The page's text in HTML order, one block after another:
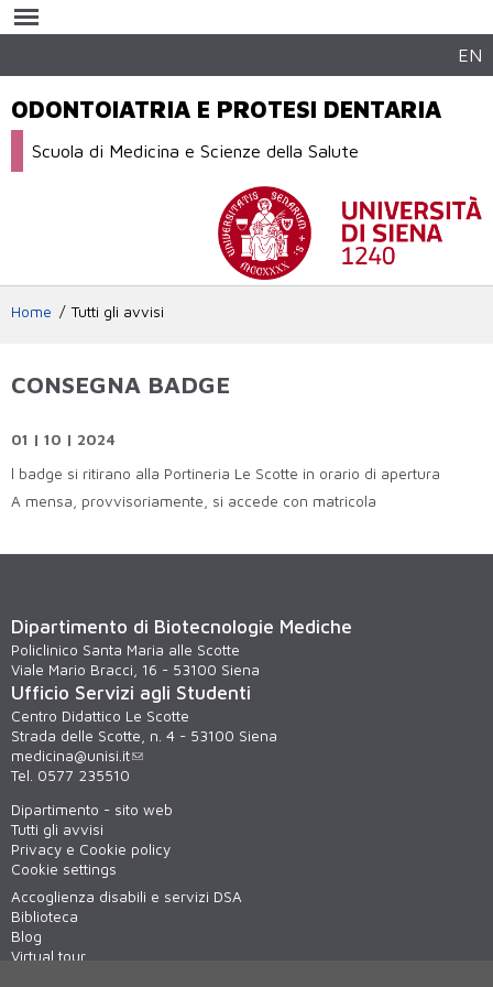
contenuto
EN
ODONTOIATRIA E PROTESI DENTARIA
Scuola di Medicina e Scienze della Salute
Home Tutti gli avvisi
CONSEGNA BADGE
01 | 10 | 2024
l badge si ritirano alla Portineria Le Scotte in orario di apertura
A mensa, provvisoriamente, si accede con matricola
Dipartimento di Biotecnologie Mediche
Policlinico Santa Maria alle Scotte
Viale Mario Bracci, 16 - 53100 Siena
Ufficio Servizi agli Studenti
Centro Didattico Le Scotte
Strada delle Scotte, n. 4 - 53100 Siena
medicina@unisi.it
Tel. 0577 235510
Dipartimento - sito web
Tutti gli avvisi
Privacy e Cookie policy
Cookie settings
Accoglienza disabili e servizi DSA
Biblioteca
Blog
Virtual tour